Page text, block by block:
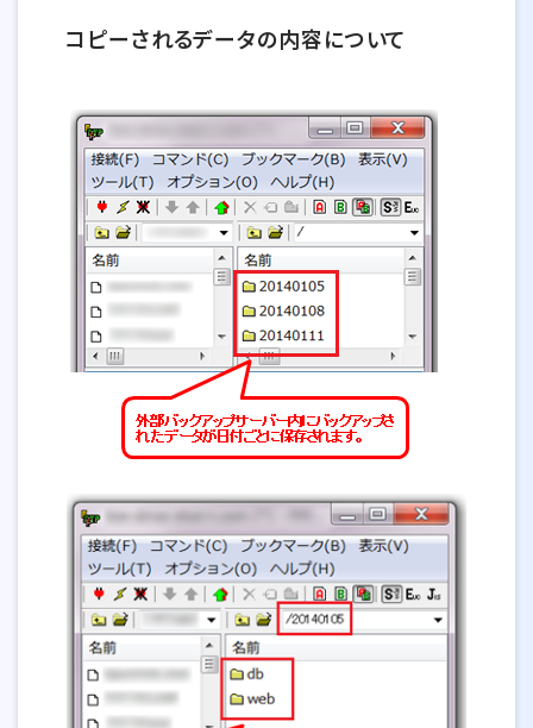
コピーされるデータの内容について